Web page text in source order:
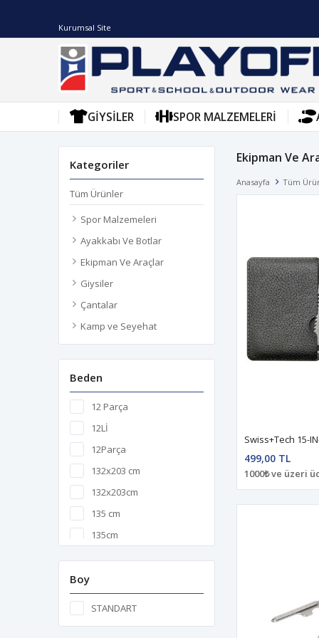
Kurumsal Site
GIYSILER SPOR MALZEMELERI
Kategoriler
Tüm Ürünler
Spor Malzemeleri
Ayakkabı Ve Botlar
Ekipman Ve Araçlar
Giysiler
Çantalar
Kamp ve Seyehat
Beden
12 Parça
12Lİ
12Parça
132x203 cm
132x203cm
135 cm
135cm
Boy
STANDART
Ekipman Ve
Anasayfa Tüm
499,00 TL
1000₺ ve üzeri